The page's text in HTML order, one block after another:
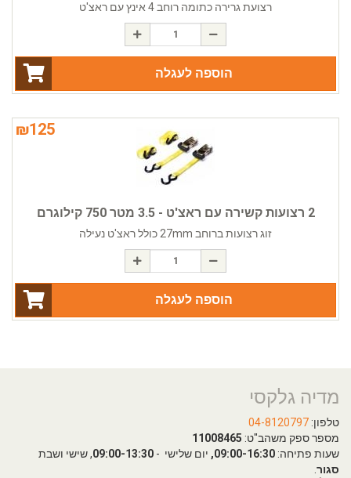
רצועת גרירה כתומה רוחב 4 אינץ עם ראצ'ט
הוספה לעגלה
₪125
2 רצועות קשירה עם ראצ'ט - 3.5 מטר 750 קילוגרם
זוג רצועות ברוחב 27mm כולל ראצ'ט נעילה
הוספה לעגלה
מדיה גלקסי
טלפון: 04-8120797
מספר ספק משהב"ט: 11008465
שעות פתיחה: 09:00-16:30, יום שלישי - 09:00-13:30, שישי ושבת
סגור